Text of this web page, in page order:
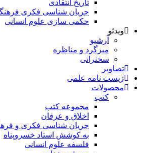
تاریخ انتقادی
جریان شناسی فکری
حکمی سازی علوم انسانی
ویدئو
آرشیو
میزگرد و مناظره
سخنرانی
تصاویر
زیست نامه علمی
محصولات
کتب
مجموعه کتب
اخلاق و عرفان
جریان شناسی فکری و
به کوشش استاد خسروپناه
فلسفه علوم انسانی